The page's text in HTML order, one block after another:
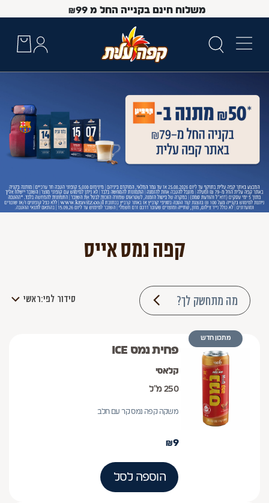
משלוח חינם בקנייה החל מ ₪99
קפה נמס אייס
מה מתחשק לך? סידור לפי:ראשי
מתכון חדש
פחית נמס ICE
קלאסי
250 מ״ל
משקה קפה נמס קר עם חלב
9
₪
הוספה לסל